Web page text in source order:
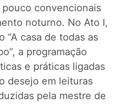
convencionais
noturno. No Ato I,
“A casa de todas as
a programação
e práticas ligadas
desejo em leituras
pela mestre de